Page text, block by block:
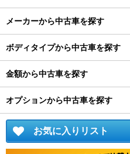
メーカーから中古車を探す
ボディタイプから中古車を探す
金額から中古車を探す
オプションから中古車を探す
お気に入りリスト